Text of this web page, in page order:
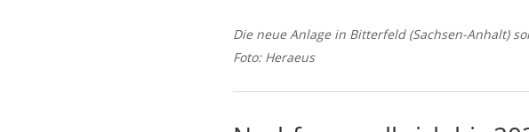
Die neue Anlage in Bitterfeld (Sachsen-Anhalt)
Foto: Heraeus